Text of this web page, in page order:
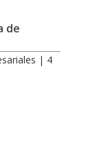
de
| 4